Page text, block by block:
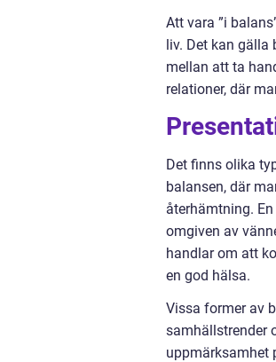
Att vara ”i
liv. Det kan gälla
mellan att ta
relationer, där
Det finns olika
balansen, där
återhämtning.
omgiven av
handlar om att
en god hälsa.
Vissa former av
samhällstrender
uppmärksamhet